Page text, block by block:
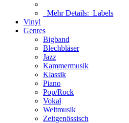
Mehr Details: Labels
Vinyl
Genres
Bigband
Blechbläser
Jazz
Kammermusik
Klassik
Piano
Pop/Rock
Vokal
Weltmusik
Zeitgenössisch